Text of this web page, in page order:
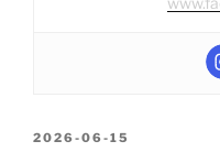
POSTED
2026-06-15